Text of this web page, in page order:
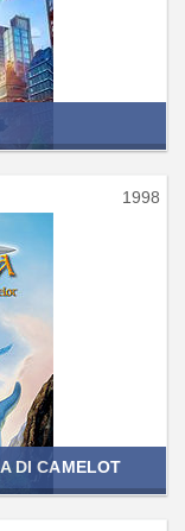
1998
DI CAMELOT